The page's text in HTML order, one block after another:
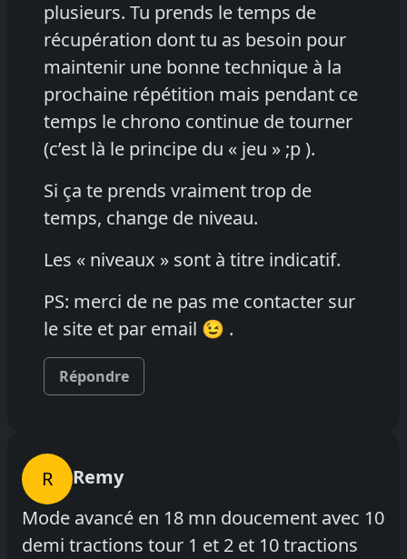
plusieurs. Tu prends le temps de
récupération dont tu as besoin pour
maintenir une bonne technique à la
prochaine répétition mais pendant ce
temps le chrono continue de tourner
(c’est là le principe du « jeu » ;p ).
Si ça te prends vraiment trop de
temps, change de niveau.
Les « niveaux » sont à titre indicatif.
PS: merci de ne pas me contacter sur
le site et par email 😉 .
Répondre
R
Remy
Mode avancé en 18 mn doucement avec 10
demi tractions tour 1 et 2 et 10 tractions